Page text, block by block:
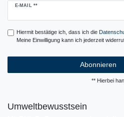
E-MAIL **
Newsletter
Hiermit bestätige ich, dass ich die
Meine Einwilligung kann ich jederzeit
Abonnieren
** Hierbei
Umweltbewusstsein